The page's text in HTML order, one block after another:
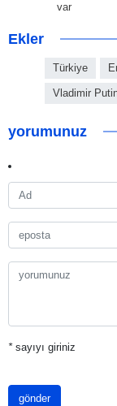
var
Ekler
Türkiye
Vladimir
yorumunuz
*sayıyı giriniz
gönder